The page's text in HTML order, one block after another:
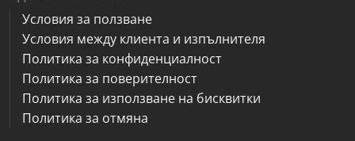
Условия за ползване
Условия между клиента и изпълнителя
Политика за конфиденциалност
Политика за поверителност
Политика за използване на бисквитки
Политика за отмяна